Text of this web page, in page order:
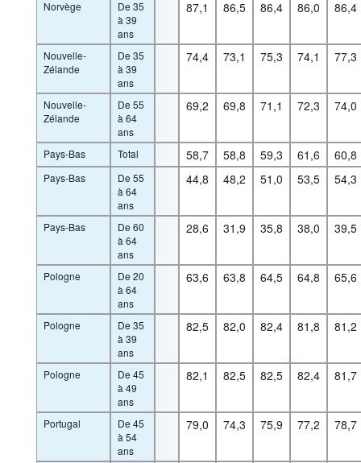
Norvège
De 35
à 39
ans
87,1 86,5 86,4 86,0 86,4
Nouvelle-
Zélande
De 35
à 39
ans
74,4 73,1 75,3 74,1 77,3
Nouvelle-
Zélande
De 55
à 64
ans
69,2 69,8 71,1 72,3 74,0
Pays-Bas Total 58,7 58,8 59,3 61,6 60,8
Pays-Bas
De 55
à 64
ans
44,8 48,2 51,0 53,5 54,3
Pays-Bas
De 60
à 64
ans
28,6 31,9 35,8 38,0 39,5
Pologne
De 20
à 64
ans
63,6 63,8 64,5 64,8 65,6
Pologne
De 35
à 39
ans
82,5 82,0 82,4 81,8 81,2
Pologne
De 45
à 49
ans
82,1 82,5 82,5 82,4 81,7
Portugal
De 45
à 54
ans
79,0 74,3 75,9 77,2 78,7